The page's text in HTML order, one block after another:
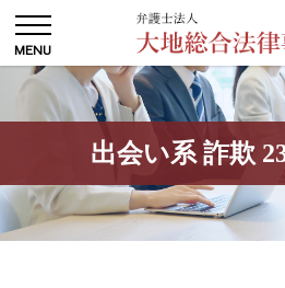
出会い系 詐欺